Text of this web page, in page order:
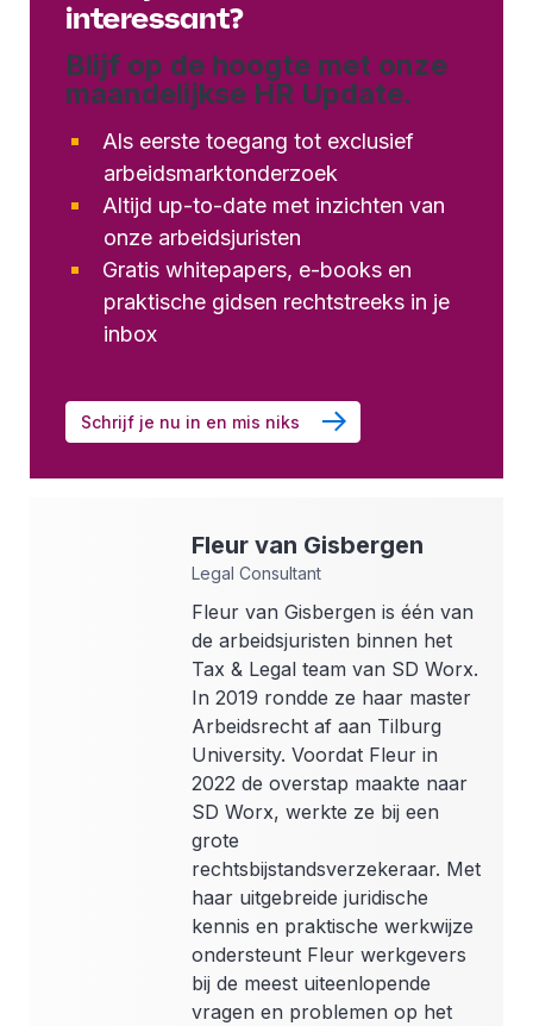
interessant?
Blijf op de hoogte met onze
maandelijkse HR Update.
Als eerste toegang tot exclusief
arbeidsmarktonderzoek
Altijd up-to-date met inzichten van
onze arbeidsjuristen
Gratis whitepapers, e-books en
praktische gidsen rechtstreeks in je
inbox
Schrijf je nu in en mis niks
Fleur van Gisbergen
Legal Consultant
Fleur van Gisbergen is één van
de arbeidsjuristen binnen het
Tax & Legal team van SD Worx.
In 2019 rondde ze haar master
Arbeidsrecht af aan Tilburg
University. Voordat Fleur in
2022 de overstap maakte naar
SD Worx, werkte ze bij een
grote
rechtsbijstandsverzekeraar. Met
haar uitgebreide juridische
kennis en praktische werkwijze
ondersteunt Fleur werkgevers
bij de meest uiteenlopende
vragen en problemen op het